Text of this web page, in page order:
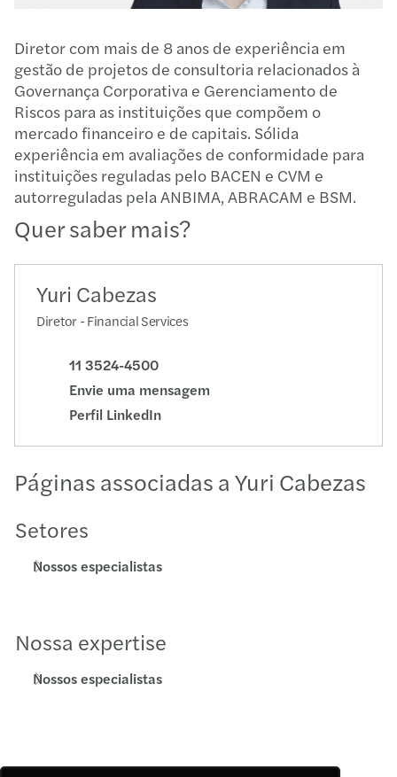
Diretor com mais de 8 anos de experiência em
gestão de projetos de consultoria relacionados à
Governança Corporativa e Gerenciamento de
Riscos para as instituições que compõem o
mercado financeiro e de capitais. Sólida
experiência em avaliações de conformidade para
instituições reguladas pelo BACEN e CVM e
autorreguladas pela ANBIMA, ABRACAM e BSM.
Quer saber mais?
Yuri Cabezas
Diretor - Financial Services
11 3524-4500
Envie uma mensagem
Perfil LinkedIn
Páginas associadas a Yuri Cabezas
Setores
Nossos especialistas
Nossa expertise
Nossos especialistas